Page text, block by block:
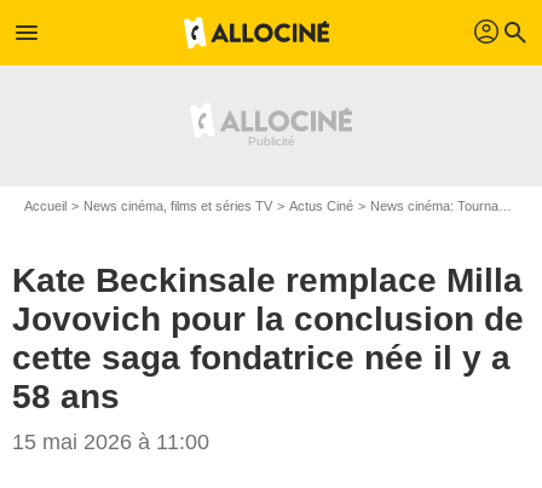
menu profil search
Accueil News cinéma, films et séries TV Actus Ciné News cinéma: Tournages
Kate Beckinsale remplace Milla
Jovovich pour la conclusion de
cette saga fondatrice née il y a
58 ans
15 mai 2026 à 11:00